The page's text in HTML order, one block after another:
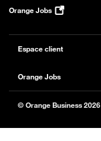
Orange Jobs
Espace client
Orange Jobs
© Orange Business 2026